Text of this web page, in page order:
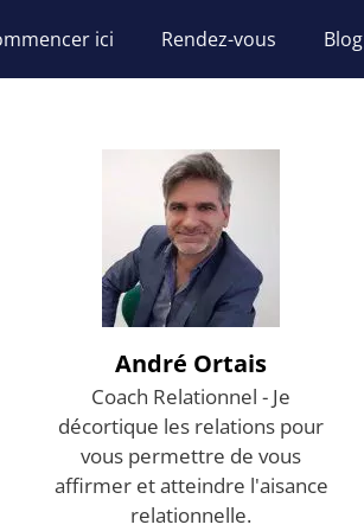
ici Rendez-vous Blog
André Ortais
Coach Relationnel - Je
décortique les relations pour
vous permettre de vous
affirmer et atteindre l'aisance
relationnelle.